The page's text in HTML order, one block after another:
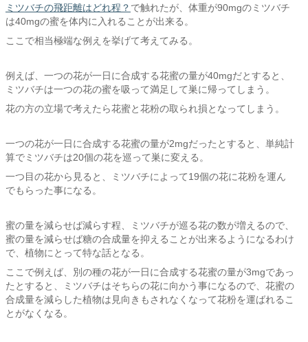
ミツバチの飛距離はどれ程？ で触れたが、体重が90mgのミツバチ
は40mgの蜜を体内に入れることが出来る。
ここで相当極端な例えを挙げて考えてみる。
例えば、一つの花が一日に合成する花蜜の量が40mgだとすると、
ミツバチは一つの花の蜜を吸って満足して巣に帰ってしまう。
花の方の立場で考えたら花蜜と花粉の取られ損となってしまう。
一つの花が一日に合成する花蜜の量が2mgだったとすると、単純計
算でミツバチは20個の花を巡って巣に変える。
一つ目の花から見ると、ミツバチによって19個の花に花粉を運ん
でもらった事になる。
蜜の量を減らせば減らす程、ミツバチが巡る花の数が増えるので、
蜜の量を減らせば糖の合成量を抑えることが出来るようになるわけ
で、植物にとって特な話となる。
ここで例えば、別の種の花が一日に合成する花蜜の量が3mgであっ
たとすると、ミツバチはそちらの花に向かう事になるので、花蜜の
合成量を減らした植物は見向きもされなくなって花粉を運ばれるこ
とがなくなる。